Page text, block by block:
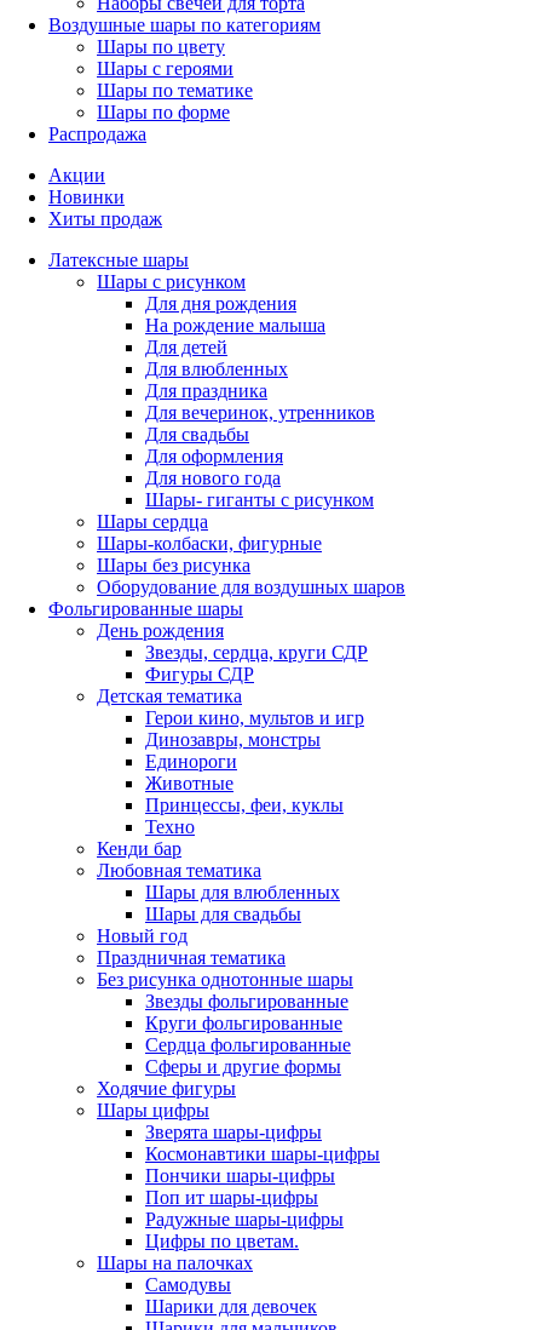
Воздушные шары по категориям
Шары по цвету
Шары с героями
Шары по тематике
Шары по форме
Распродажа
Акции
Новинки
Хиты продаж
Латексные шары
Шары с рисунком
Для дня рождения
На рождение малыша
Для детей
Для влюбленных
Для праздника
Для вечеринок, утренников
Для свадьбы
Для оформления
Для нового года
Шары- гиганты с рисунком
Шары сердца
Шары-колбаски, фигурные
Шары без рисунка
Оборудование для воздушных шаров
Фольгированные шары
День рождения
Звезды, сердца, круги СДР
Фигуры СДР
Детская тематика
Герои кино, мультов и игр
Динозавры, монстры
Единороги
Животные
Принцессы, феи, куклы
Техно
Кенди бар
Любовная тематика
Шары для влюбленных
Шары для свадьбы
Новый год
Праздничная тематика
Без рисунка однотонные шары
Звезды фольгированные
Круги фольгированные
Сердца фольгированные
Сферы и другие формы
Ходячие фигуры
Шары цифры
Зверята шары-цифры
Космонавтики шары-цифры
Пончики шары-цифры
Поп ит шары-цифры
Радужные шары-цифры
Цифры по цветам.
Шары на палочках
Самодувы
Шарики для девочек